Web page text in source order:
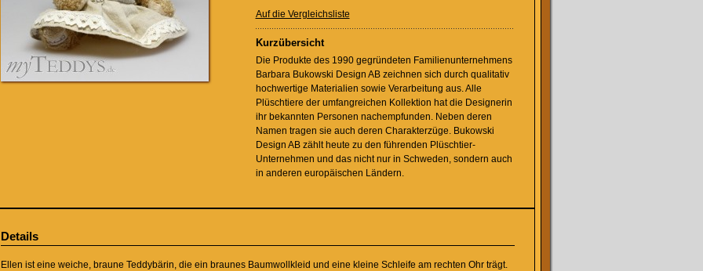
Auf die Vergleichsliste
Kurzübersicht
Die Produkte des 1990 gegründeten Familienunternehmens
Barbara Bukowski Design AB zeichnen sich durch qualitativ
hochwertige Materialien sowie Verarbeitung aus. Alle
Plüschtiere der umfangreichen Kollektion hat die Designerin
ihr bekannten Personen nachempfunden. Neben deren
Namen tragen sie auch deren Charakterzüge. Bukowski
Design AB zählt heute zu den führenden Plüschtier-
Unternehmen und das nicht nur in Schweden, sondern auch
in anderen europäischen Ländern.
Details
Ellen ist eine weiche, braune Teddybärin, die ein braunes Baumwollkleid und eine kleine Schleife am rechten Ohr trägt.